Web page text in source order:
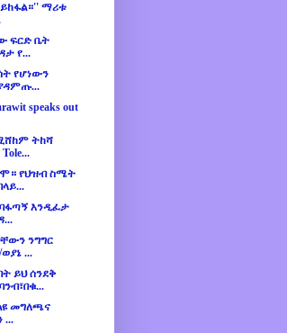
ማሪቱ
ፍርድ ቤት
የ...
የሆነውን
speaks out
ትከሻ
የህዝብ ስሜት
እንዲፈታ
ንግግር
...
ይህ ሰንደቅ
መግለጫና
...